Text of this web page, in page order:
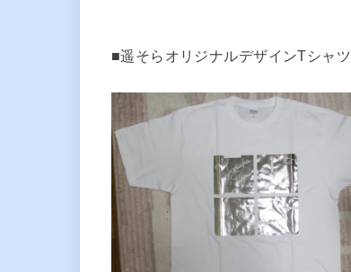
■遥そらオリジナルデザインTシャツ